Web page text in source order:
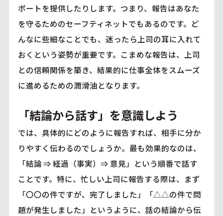
ポートを提供したりします。つまり、報告はあなた
を守るためのセーフティネットでもあるのです。ど
んなに些細なことでも、迷ったら上司の耳に入れて
おくという姿勢が重要です。こまめな報告は、上司
との信頼関係を築き、結果的に仕事全体をスムーズ
に進めるための潤滑油となります。
「結論から話す」を意識しよう
では、具体的にどのように報告すれば、相手に分か
りやすく伝わるのでしょうか。最も効果的なのは、
「結論 ⇒ 経過（事実）⇒ 意見」という順番で話す
ことです。特に、忙しい上司に報告する際は、まず
「〇〇の件ですが、完了しました」「△△の件で問
題が発生しました」というように、話の結論から伝